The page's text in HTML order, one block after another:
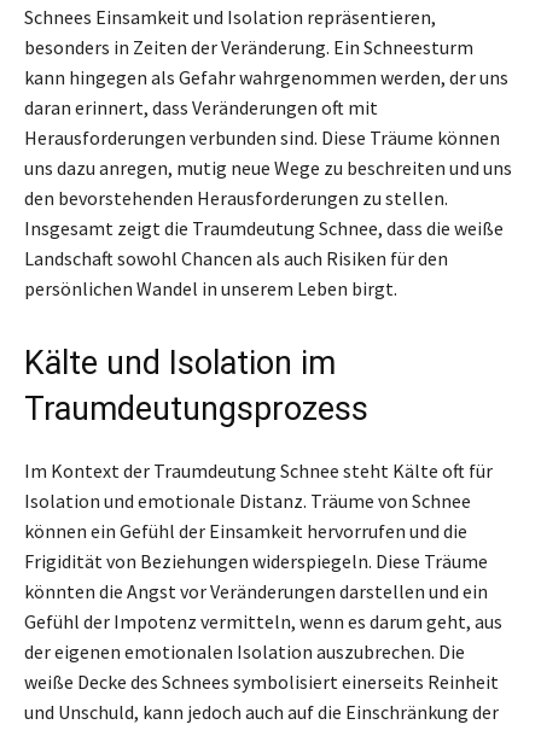
Schnees Einsamkeit und Isolation repräsentieren,
besonders in Zeiten der Veränderung. Ein Schneesturm
kann hingegen als Gefahr wahrgenommen werden, der uns
daran erinnert, dass Veränderungen oft mit
Herausforderungen verbunden sind. Diese Träume können
uns dazu anregen, mutig neue Wege zu beschreiten und uns
den bevorstehenden Herausforderungen zu stellen.
Insgesamt zeigt die Traumdeutung Schnee, dass die weiße
Landschaft sowohl Chancen als auch Risiken für den
persönlichen Wandel in unserem Leben birgt.
Kälte und Isolation im
Traumdeutungsprozess
Im Kontext der Traumdeutung Schnee steht Kälte oft für
Isolation und emotionale Distanz. Träume von Schnee
können ein Gefühl der Einsamkeit hervorrufen und die
Frigidität von Beziehungen widerspiegeln. Diese Träume
könnten die Angst vor Veränderungen darstellen und ein
Gefühl der Impotenz vermitteln, wenn es darum geht, aus
der eigenen emotionalen Isolation auszubrechen. Die
weiße Decke des Schnees symbolisiert einerseits Reinheit
und Unschuld, kann jedoch auch auf die Einschränkung der